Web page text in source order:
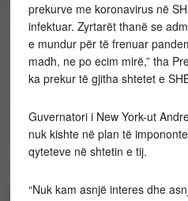
prekurve me koronavirus në
infektuar. Zyrtarët thanë se
e mundur për të frenuar
madh, ne po ecim mirë,” tha
ka prekur të gjitha shtetet e
Guvernatori i New York-ut
nuk kishte në plan të
qyteteve në shtetin e tij.
“Nuk kam asnjë interes dhe